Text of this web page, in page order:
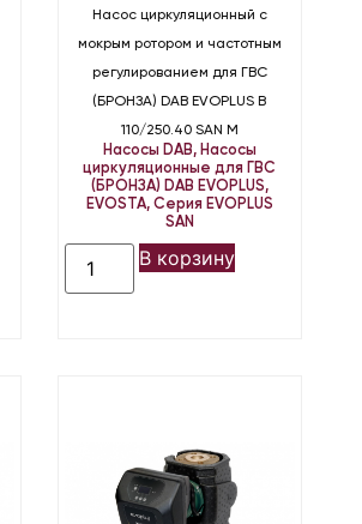
Насос циркуляционный с
мокрым ротором и частотным
регулированием для ГВС
(БРОНЗА) DAB EVOPLUS B
110/250.40 SAN M
Насосы DAB, Насосы
циркуляционные для ГВС
(БРОНЗА) DAB EVOPLUS,
EVOSTA, Серия EVOPLUS
SAN
В корзину